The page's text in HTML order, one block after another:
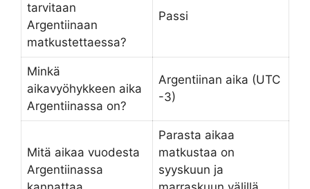
tarvitaan
Argentiinaan
matkustettaessa?
Passi
Minkä
aikavyöhykkeen aika
Argentiinassa on?
Argentiinan aika (UTC
-3)
Mitä aikaa vuodesta
Argentiinassa
Parasta aikaa
matkustaa on
syyskuun ja